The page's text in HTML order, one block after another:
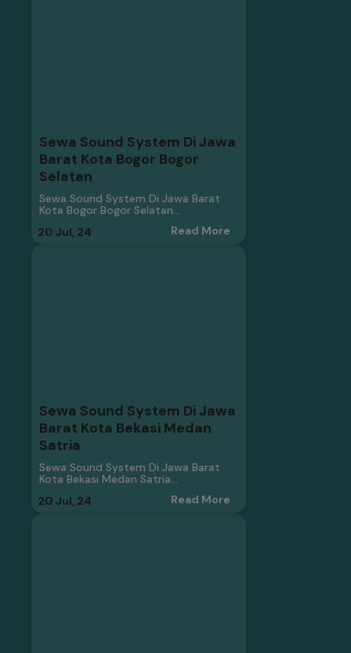
Sewa Sound System Di Jawa
Barat Kota Bogor Bogor
Selatan
20 Jul, 24
Sewa Sound System Di Jawa Barat
Kota Bogor Bogor Selatan…
Read More
Sewa Sound System Di Jawa
Barat Kota Bekasi Medan
Satria
20 Jul, 24
Sewa Sound System Di Jawa Barat
Kota Bekasi Medan Satria…
Read More